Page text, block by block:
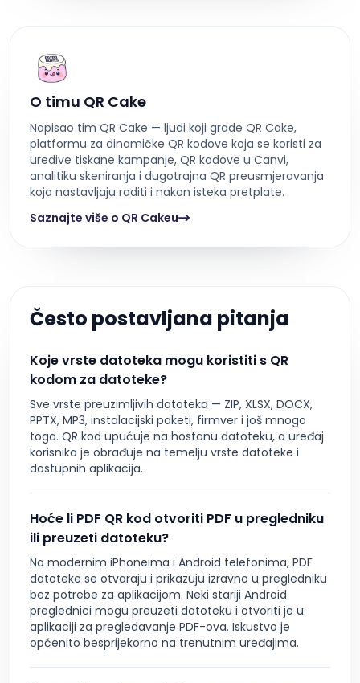
O timu QR Cake
Napisao tim QR Cake — ljudi koji grade QR Cake,
platformu za dinamičke QR kodove koja se koristi za
uredive tiskane kampanje, QR kodove u Canvi,
analitiku skeniranja i dugotrajna QR preusmjeravanja
koja nastavljaju raditi i nakon isteka pretplate.
Saznajte više o QR Cakeu
Često postavljana pitanja
Koje vrste datoteka mogu koristiti s QR
kodom za datoteke?
Sve vrste preuzimljivih datoteka — ZIP, XLSX, DOCX,
PPTX, MP3, instalacijski paketi, firmver i još mnogo
toga. QR kod upućuje na hostanu datoteku, a uređaj
korisnika je obrađuje na temelju vrste datoteke i
dostupnih aplikacija.
Hoće li PDF QR kod otvoriti PDF u pregledniku
ili preuzeti datoteku?
Na modernim iPhoneima i Android telefonima, PDF
datoteke se otvaraju i prikazuju izravno u pregledniku
bez potrebe za aplikacijom. Neki stariji Android
preglednici mogu preuzeti datoteku i otvoriti je u
aplikaciji za pregledavanje PDF-ova. Iskustvo je
općenito besprijekorno na trenutnim uređajima.